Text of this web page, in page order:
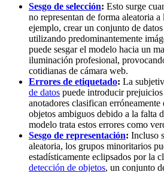
Sesgo de selección: Esto surge
no representan de forma aleatoria
ejemplo, crear un conjunto de
utilizando predominantemente
puede sesgar el modelo hacia un
iluminación profesional,
cotidianas de cámara web.
Errores de etiquetado: La
de datos puede introducir
anotadores clasifican erróneamente
objetos ambiguos debido a la falta
modelo trata estos errores como
Sesgo de representación: Incluso
aleatoria, los grupos minoritarios
estadísticamente eclipsados por la
detección de objetos, un conjunto